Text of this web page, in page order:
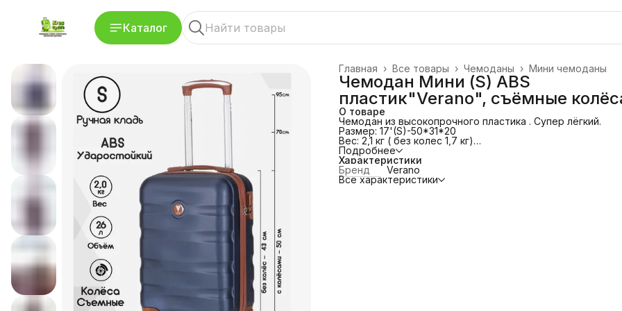
Каталог
Мини чемоданы
Чемоданы ›
Все товары ›
Главная ›
Чемодан Мини (S) ABS
пластик"Verano", съёмные
О товаре
Чемодан из высокопрочного пластика . Супер лёгкий.
Размер: 17'(S)-50*31*20
Вес: 2,1 кг ( без колес 1,7 кг)
Четыре двойных (Съёмных!!) колеса с вращением 360°
Металлические ручки и направляющие.
Регулировка ручек по высоте.
Кодовый замок.
Отделение с эластичными ремнями, предохраняющими
Подробнее
Характеристики
Бренд
Verano
Все характеристики